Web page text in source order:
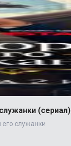
(сериал)
его служанки